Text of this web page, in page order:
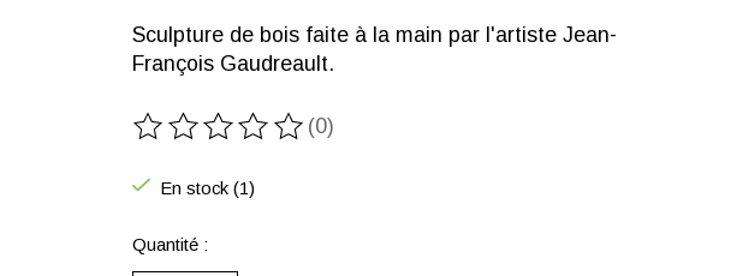
Sculpture de bois faite à la main par l'artiste Jean-
François Gaudreault.
Ce produit est évalué à
(0)
En stock (1)
Quantité :